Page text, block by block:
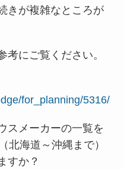
きが複雑なところが
考にご覧ください。
for_planning/5316/
スメーカーの一覧を
北海道～沖縄まで）
すか？